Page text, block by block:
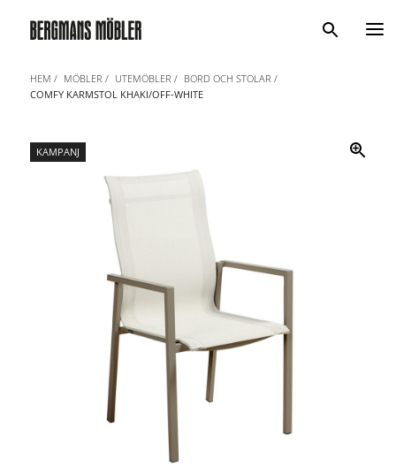
Sök
HEM MÖBLER UTEMÖBLER
BORD OCH STOLAR
COMFY KARMSTOL KHAKI/OFF-WHITE
KAMPANJ